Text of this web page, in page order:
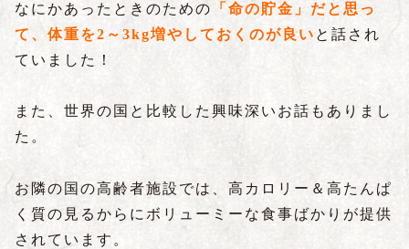
なにかあったときのための
「命の貯金」だと思っ
て、体重を2～3kg増やしておくのが良い と話され
ていました！
また、世界の国と比較した興味深いお話もありまし
た。
お隣の国の高齢者施設では、高カロリー＆高たんぱ
く質の見るからにボリューミーな食事ばかりが提供
されています。